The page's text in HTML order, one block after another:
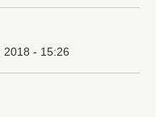
2018 - 15:26